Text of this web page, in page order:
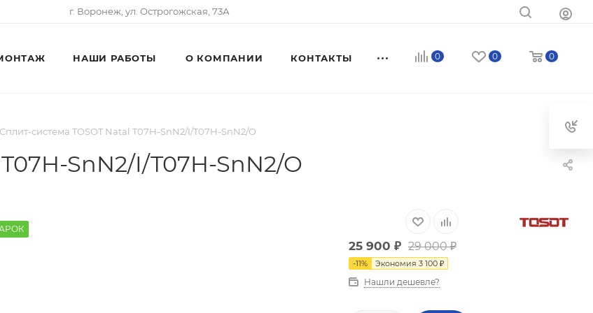
г. Воронеж, ул. Острогожская, 73А
0 0 0
НАШИ РАБОТЫ О КОМПАНИИ КОНТАКТЫ
Сплит-система TOSOT Natal T07H-SnN2/I/T07H-SnN2/O
SnN2/I/T07H-SnN2/O
25 900 ₽ 29 000₽
-11% Экономия 3 100₽
Нашли дешевле?